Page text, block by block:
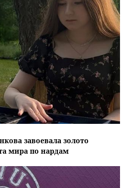
завоевала золото
мира по нардам